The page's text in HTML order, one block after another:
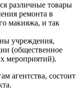
различные товары
ремонта в
макияжа, и так
учреждения,
(общественное
мероприятий).
агентства, состоит